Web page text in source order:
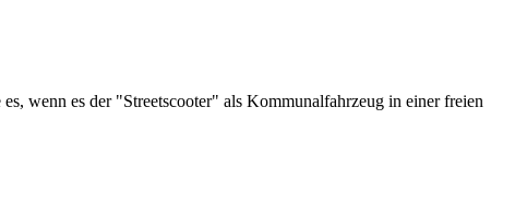
wenn es der "Streetscooter" als Kommunalfahrzeug in einer freien